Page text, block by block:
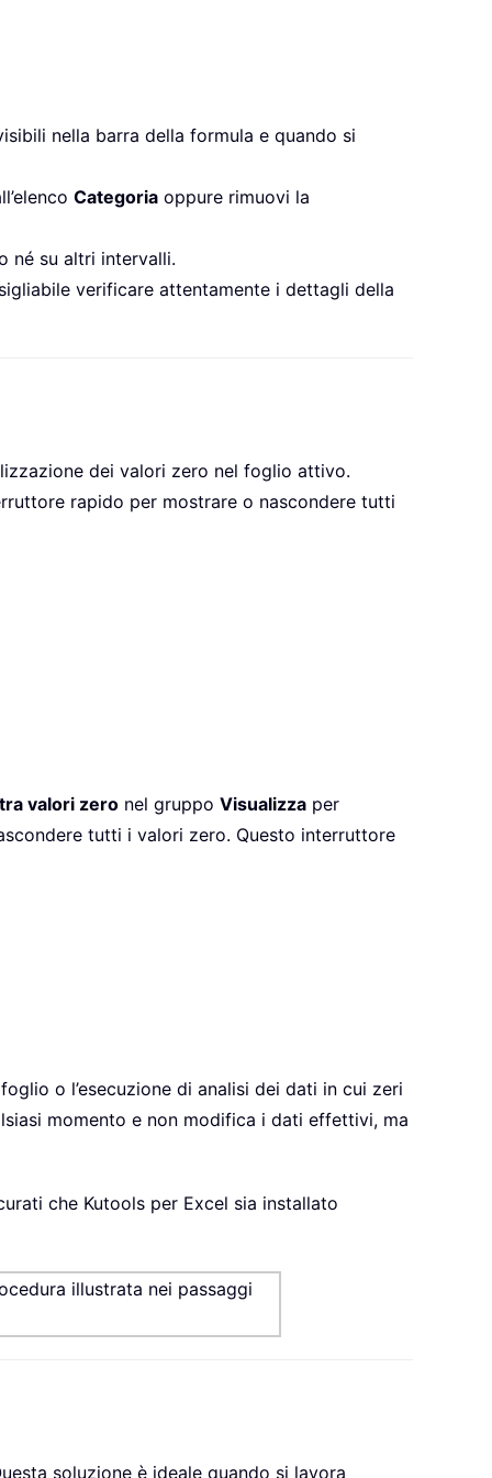
nella barra della formula e quando si
Categoria oppure rimuovi la
né su altri intervalli.
verificare attentamente i dettagli della
dei valori zero nel foglio attivo.
rapido per mostrare o nascondere tutti
valori zero nel gruppo Visualizza per
tutti i valori zero. Questo interruttore
o l’esecuzione di analisi dei dati in cui zeri
momento e non modifica i dati effettivi, ma
che Kutools per Excel sia installato
illustrata nei passaggi
soluzione è ideale quando si lavora